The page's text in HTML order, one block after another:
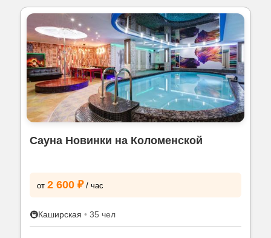
Сауна Новинки на Коломенской
от 2 600 ₽ / час
🚇Каширская • 35 чел